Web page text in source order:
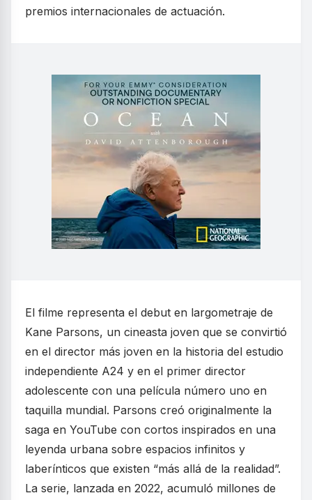
premios internacionales de actuación.
El filme representa el debut en largometraje de
Kane Parsons, un cineasta joven que se convirtió
en el director más joven en la historia del estudio
independiente A24 y en el primer director
adolescente con una película número uno en
taquilla mundial. Parsons creó originalmente la
saga en YouTube con cortos inspirados en una
leyenda urbana sobre espacios infinitos y
laberínticos que existen “más allá de la realidad”.
La serie, lanzada en 2022, acumuló millones de